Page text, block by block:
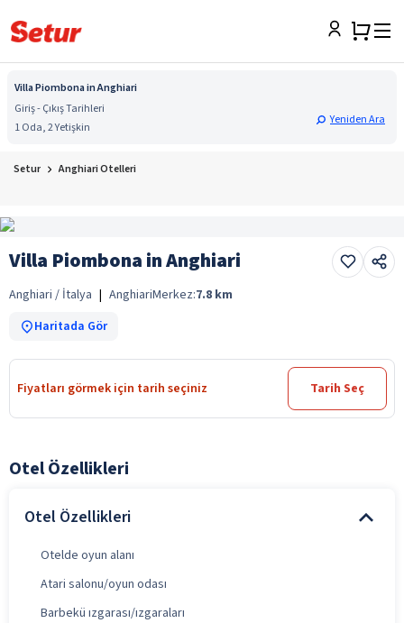
Villa Piombona in Anghiari
Giriş - Çıkış Tarihleri
1 Oda, 2 Yetişkin
Yeniden Ara
Setur Anghiari Otelleri
Villa Piombona in Anghiari
Anghiari / İtalya | AnghiariMerkez:7.8 km
Haritada Gör
Fiyatları görmek için tarih seçiniz Tarih Seç
Otel Özellikleri
Otel Özellikleri
Otelde oyun alanı
Atari salonu/oyun odası
Barbekü ızgarası/ızgaraları